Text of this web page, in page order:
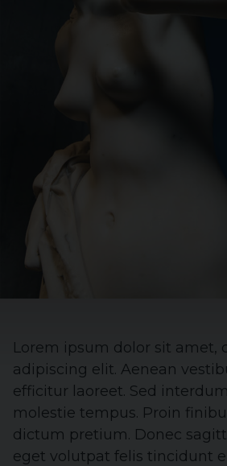
Lorem ipsum dolor sit amet,
adipiscing elit. Aenean
efficitur laoreet. Sed
molestie tempus. Proin
dictum pretium. Donec
eget volutpat felis tincidunt